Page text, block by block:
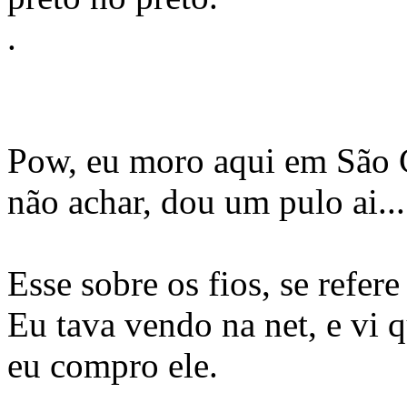
.
Pow, eu moro aqui em São
não achar, dou um pulo
Esse sobre os fios, se
Eu tava vendo na net, e vi
eu compro ele.